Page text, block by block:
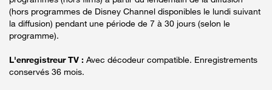
(hors programmes de Disney Channel disponibles le lundi suivant
la diffusion) pendant une période de 7 à 30 jours (selon le
programme).
L'enregistreur TV : Avec décodeur compatible. Enregistrements
conservés 36 mois.